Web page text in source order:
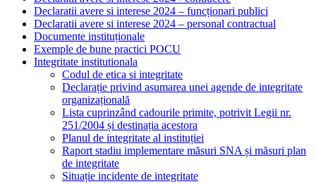
Declaratii avere si interese 2024 – funcționari publici
Declaratii avere si interese 2024 – personal contractual
Documente instituționale
Exemple de bune practici POCU
Integritate institutionala
Codul de etica si integritate
Declarație privind asumarea unei agende de integritate
organizațională
Lista cuprinzând cadourile primite, potrivit Legii nr.
251/2004 și destinația acestora
Planul de integritate al instituției
Raport stadiu implementare măsuri SNA și măsuri plan
de integritate
Situație incidente de integritate